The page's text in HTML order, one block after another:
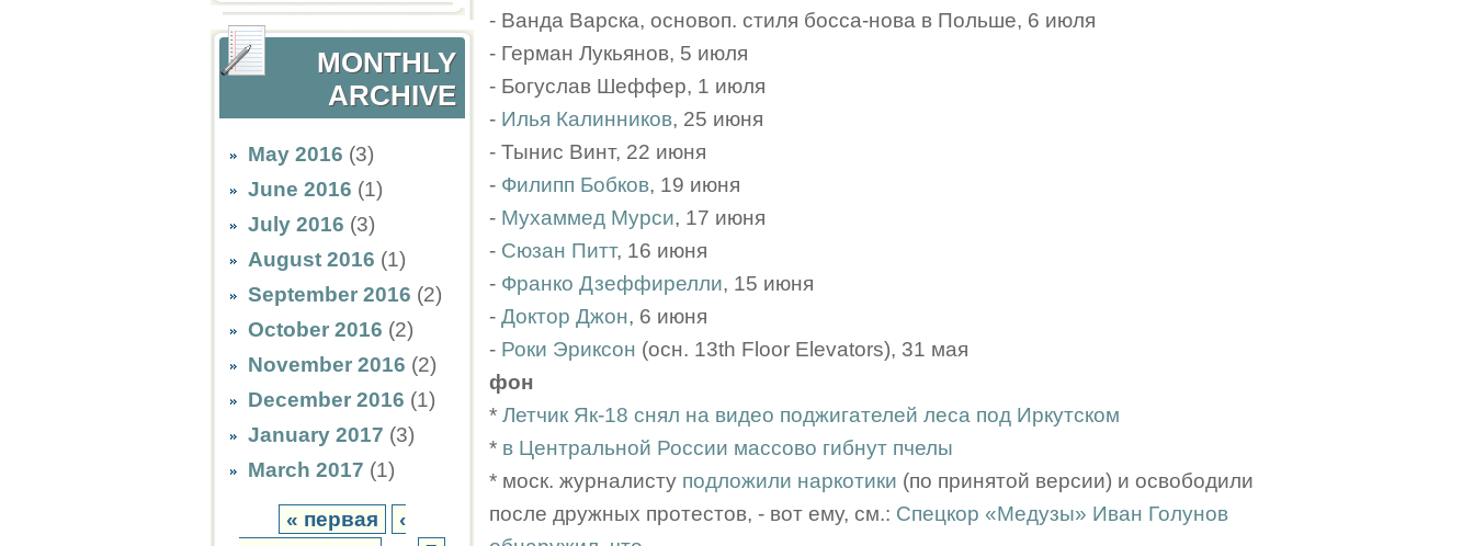
MONTHLY
ARCHIVE
May 2016 (3)
June 2016 (1)
July 2016 (3)
August 2016 (1)
September 2016 (2)
October 2016 (2)
November 2016 (2)
December 2016 (1)
January 2017 (3)
March 2017 (1)
« первая
‹
- Ванда Варска, основоп. стиля босса-нова в Польше, 6 июля
- Герман Лукьянов, 5 июля
- Богуслав Шеффер, 1 июля
- Илья Калинников, 25 июня
- Тынис Винт, 22 июня
- Филипп Бобков, 19 июня
- Мухаммед Мурси, 17 июня
- Сюзан Питт, 16 июня
- Франко Дзеффирелли, 15 июня
- Доктор Джон, 6 июня
- Роки Эриксон (осн. 13th Floor Elevators), 31 мая
фон
* Летчик Як-18 снял на видео поджигателей леса под Иркутском
* в Центральной России массово гибнут пчелы
* моск. журналисту подложили наркотики (по принятой версии) и освободили
после дружных протестов, - вот ему, см.: Спецкор «Медузы» Иван Голунов